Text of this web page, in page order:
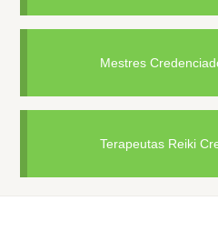
Mestres
Terapeutas Reiki